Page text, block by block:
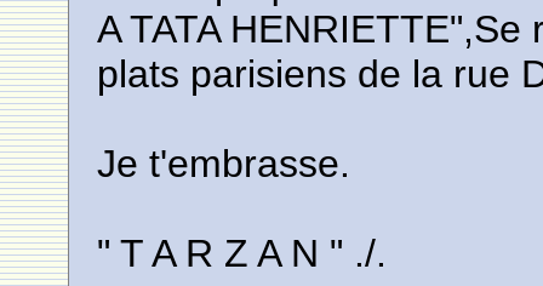
A TATA
plats parisiens de la rue
Je t'embrasse.
" T A R Z A N " ./.